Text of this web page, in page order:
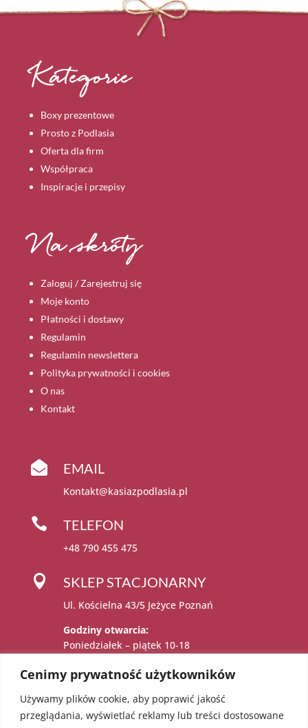
Cenimy prywatność użytkowników
Używamy plików cookie, aby poprawić jakość
przeglądania, wyświetlać reklamy lub treści dostosowane
Kategorie
Boxy prezentowe
Prosto z Podlasia
Oferta dla firm
Współpraca
Inspiracje i przepisy
Na skróty
Zaloguj / Zarejestruj się
Moje konto
Płatności i dostawy
Regulamin
Regulamin newslettera
Polityka prywatności i cookies
O nas
Kontakt
 EMAIL
Kontakt@kasiazpodlasia.pl
 TELEFON
+48 790 455 475
 SKLEP STACJONARNY
Ul. Kościelna 43/5 Jeżyce Poznań
Godziny otwarcia:
Poniedziałek – piątek 10-18

Administratorem danych osobowych jest: